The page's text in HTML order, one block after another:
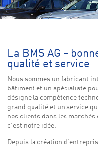
La BMS AG –
qualité et service
Nous sommes un fabricant
bâtiment et un spécialiste
désigne la compétence
grand qualité et un service
nos clients dans les marchés
c’est notre idée.
Depuis la création